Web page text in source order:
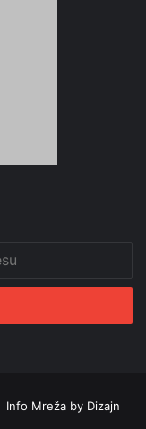
Info Mreža by Dizajn